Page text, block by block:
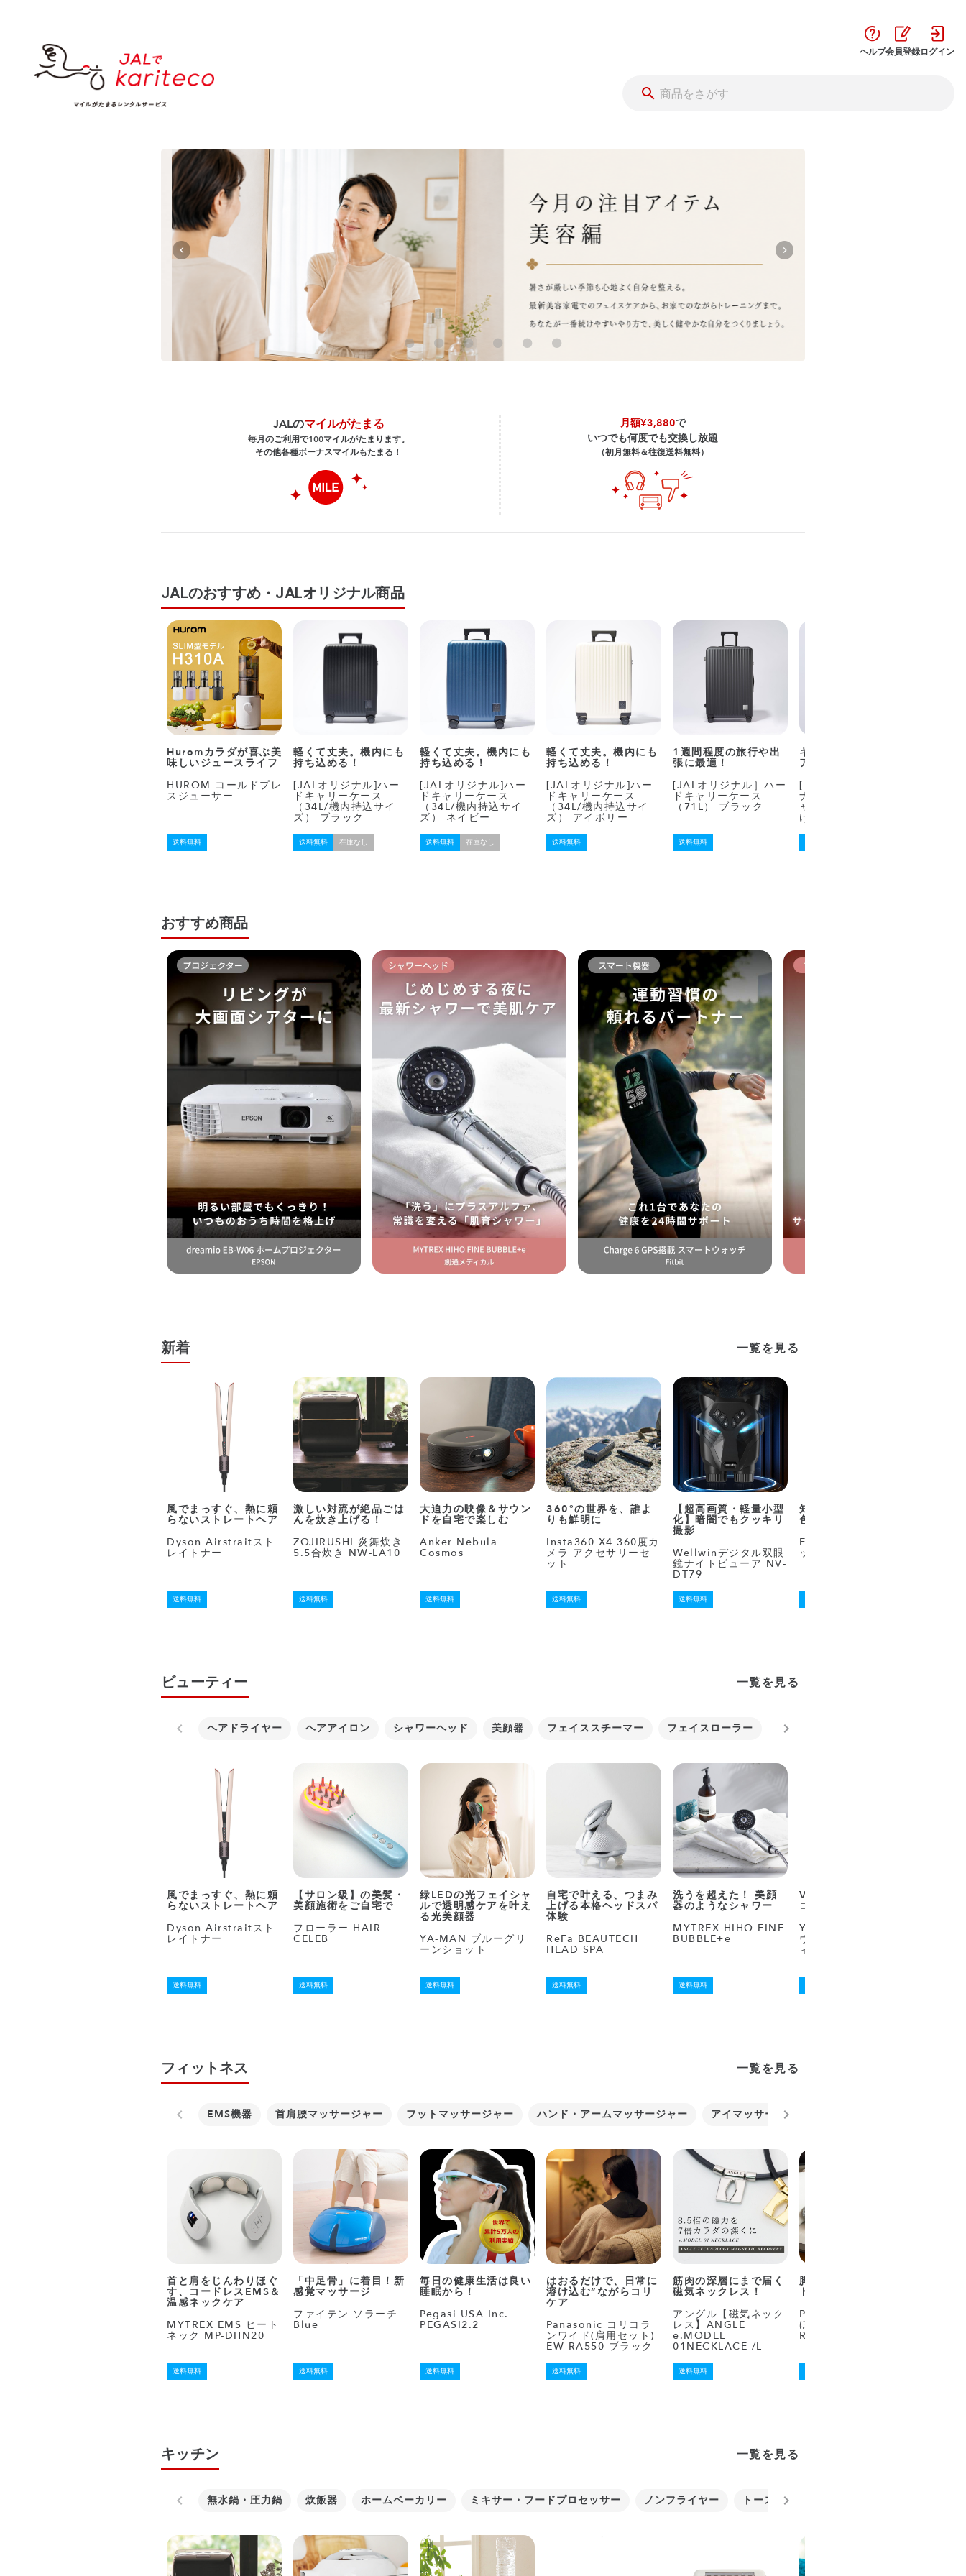
ヘルプ会員登録ログイン
JALのマイルがたまる
毎月のご利用で100マイルがたまります。
その他各種ボーナスマイルもたまる！
月額¥3,880で
いつでも何度でも交換し放題
（初月無料＆往復送料無料）
JALのおすすめ・JALオリジナル商品
Huromカラダが喜ぶ美
味しいジュースライフ
HUROM コールドプレ
スジューサー
送料無料
軽くて丈夫。機内にも
持ち込める！
[JALオリジナル]ハー
ドキャリーケース
（34L/機内持込サイ
ズ） ブラック
送料無料 在庫なし
軽くて丈夫。機内にも
持ち込める！
[JALオリジナル]ハー
ドキャリーケース
（34L/機内持込サイ
ズ） ネイビー
送料無料 在庫なし
軽くて丈夫。機内にも
持ち込める！
[JALオリジナル]ハー
ドキャリーケース
（34L/機内持込サイ
ズ） アイボリー
送料無料
1週間程度の旅行や出
張に最適！
[JALオリジナル］ハー
ドキャリーケース
（71L） ブラック
送料無料
キャビンウィンドウの
アップサイクル品
[レムノス]JALオリジ
ナル ボーイング777キ
ャビンウィンドウ 掛
け時計
おすすめ商品
新着 一覧を見る
風でまっすぐ、熱に頼
らないストレートヘア
Dyson Airstraitスト
レイトナー
送料無料
激しい対流が絶品ごは
んを炊き上げる！
ZOJIRUSHI 炎舞炊き
5.5合炊き NW-LA10
送料無料
大迫力の映像＆サウン
ドを自宅で楽しむ
Anker Nebula
Cosmos
送料無料
360°の世界を、誰よ
りも鮮明に
Insta360 X4 360度カ
メラ アクセサリーセ
ット
送料無料
【超高画質・軽量小型
化】暗闇でもクッキリ
撮影
Wellwinデジタル双眼
鏡ナイトビューア NV-
DT79
送料無料
知育が満載！美しい音
色の楽器おもちゃ
E-TOO ころころブロ
ッケン
ビューティー 一覧を見る
ヘアドライヤー ヘアアイロン シャワーヘッド 美顔器 フェイススチーマー フェイスローラー 脱毛器
風でまっすぐ、熱に頼
らないストレートヘア
Dyson Airstraitスト
レイトナー
送料無料
【サロン級】の美髪・
美顔施術をご自宅で
フローラー HAIR
CELEB
送料無料
緑LEDの光フェイシャ
ルで透明感ケアを叶え
る光美顔器
YA-MAN ブルーグリ
ーンショット
送料無料
自宅で叶える、つまみ
上げる本格ヘッドスパ
体験
ReFa BEAUTECH
HEAD SPA
送料無料
洗うを超えた！ 美顔
器のようなシャワー
MYTREX HIHO FINE
BUBBLE+e
送料無料
Voceベストコスメの
コードレス光美容器
YA-MAN レイボーテ
ヴィーナス ビューテ
ィープラス
フィットネス 一覧を見る
EMS機器 首肩腰マッサージャー フットマッサージャー ハンド・アームマッサージャー アイマッサージャー
首と肩をじんわりほぐ
す、コードレスEMS＆
温感ネックケア
MYTREX EMS ヒート
ネック MP-DHN20
送料無料
「中足骨」に着目！新
感覚マッサージ
ファイテン ソラーチ
Blue
送料無料
毎日の健康生活は良い
睡眠から！
Pegasi USA Inc.
PEGASI2.2
送料無料
はおるだけで、日常に
溶け込む“ながらコリ
ケア
Panasonic コリコラ
ンワイド(肩用セット)
EW-RA550 ブラック
送料無料
筋肉の深層にまで届く
磁気ネックレス！
アングル【磁気ネック
レス】ANGLE
e.MODEL
01NECKLACE /L
送料無料
脚を入れるだけ！ベッ
ドの上でマッサージ
Panasonic ねるまえ
ほっとリフレ EW-
RA150
キッチン 一覧を見る
無水鍋・圧力鍋 炊飯器 ホームベーカリー ミキサー・フードプロセッサー ノンフライヤー トースター